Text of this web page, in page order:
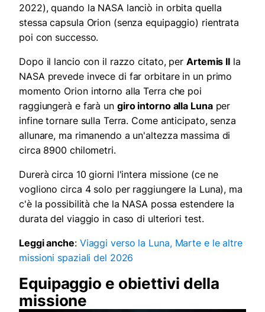
2022), quando la NASA lanciò in orbita quella
stessa capsula Orion (senza equipaggio) rientrata
poi con successo.
Dopo il lancio con il razzo citato, per Artemis II la
NASA prevede invece di far orbitare in un primo
momento Orion intorno alla Terra che poi
raggiungerà e farà un giro intorno alla Lunaper
infine tornare sulla Terra. Come anticipato, senza
allunare, ma rimanendo a un'altezza massima di
circa 8900 chilometri.
Durerà circa 10 giorni l'intera missione (ce ne
vogliono circa 4 solo per raggiungere la Luna), ma
c'è la possibilità che la NASA possa estendere la
durata del viaggio in caso di ulteriori test.
Leggi anche: Viaggi verso la Luna, Marte e le altre
missioni spaziali del 2026
Equipaggio e obiettivi della
missione